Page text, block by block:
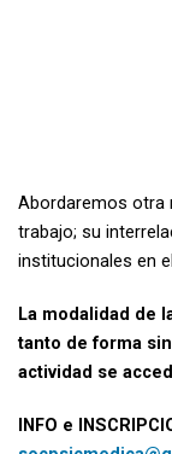
Abordaremos otra
trabajo; su
institucionales en
La modalidad de
tanto de forma
actividad se
INFO e